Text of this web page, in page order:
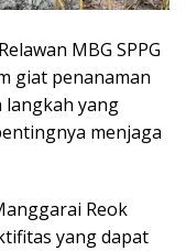
MBG SPPG
giat penanaman
yang
menjaga
Reok
yang dapat